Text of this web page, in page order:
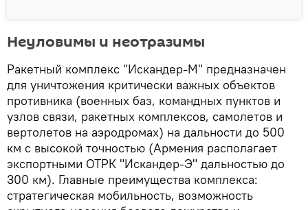
Неуловимы и неотразимы
Ракетный комплекс "Искандер-М" предназначен
для уничтожения критически важных объектов
противника (военных баз, командных пунктов и
узлов связи, ракетных комплексов, самолетов и
вертолетов на аэродромах) на дальности до 500
км с высокой точностью (Армения располагает
экспортными ОТРК "Искандер-Э" дальностью до
300 км). Главные преимущества комплекса:
стратегическая мобильность, возможность